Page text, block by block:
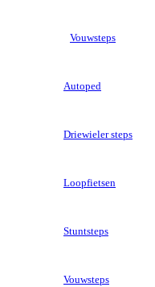
Vouwsteps
Autoped
Driewieler steps
Loopfietsen
Stuntsteps
Vouwsteps